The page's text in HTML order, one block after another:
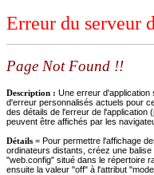
Erreur du serveur
Page Not Found !!
Description : Une erreur
d'erreur personnalisés actuels pour
des détails de l'erreur de l'application
peuvent être affichés par les
Détails = Pour permettre l'affichage
ordinateurs distants, créez une
"web.config" situé dans le répertoire
ensuite la valeur "off" à l'attribut